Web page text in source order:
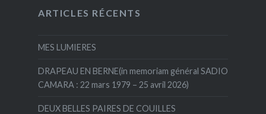
ARTICLES RÉCENTS
MES LUMIERES
DRAPEAU EN BERNE(in memoriam général SADIO
CAMARA : 22 mars 1979 – 25 avril 2026)
DEUX BELLES PAIRES DE COUILLES